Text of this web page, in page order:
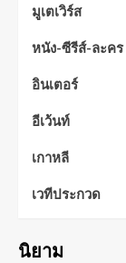
มูเตเวิร์ส
หนัง-ซีรีส์-ละคร
อินเตอร์
อีเว้นท์
เกาหลี
เวทีประกวด
นิยาม